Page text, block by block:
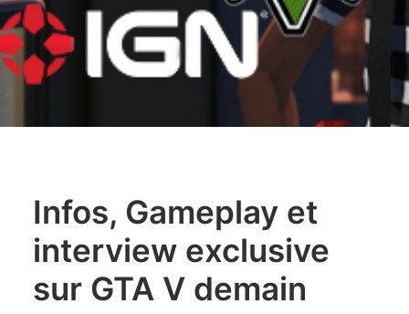
Infos, Gameplay et
interview exclusive
sur GTA V demain